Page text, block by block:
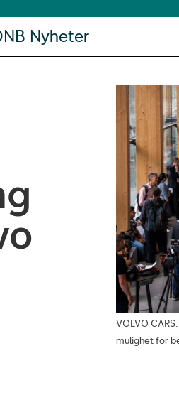
Nyheter
VOLVO
mulighet for